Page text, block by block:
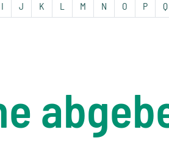
I J K L M N O P Q